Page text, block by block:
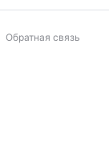
Обратная связь